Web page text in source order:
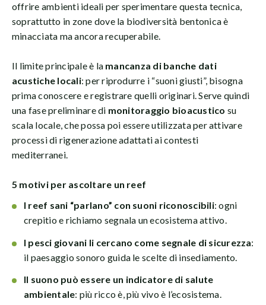
offrire ambienti ideali per sperimentare questa tecnica,
soprattutto in zone dove la biodiversità bentonica è
minacciata ma ancora recuperabile.
Il limite principale è la mancanza di banche dati
acustiche locali: per riprodurre i “suoni giusti”, bisogna
prima conoscere e registrare quelli originari. Serve quindi
una fase preliminare di monitoraggio bioacustico su
scala locale, che possa poi essere utilizzata per attivare
processi di rigenerazione adattati ai contesti
mediterranei.
5 motivi per ascoltare un reef
I reef sani “parlano” con suoni riconoscibili: ogni
crepitio e richiamo segnala un ecosistema attivo.
I pesci giovani li cercano come segnale di sicurezza:
il paesaggio sonoro guida le scelte di insediamento.
Il suono può essere un indicatore di salute
ambientale: più ricco è, più vivo è l’ecosistema.